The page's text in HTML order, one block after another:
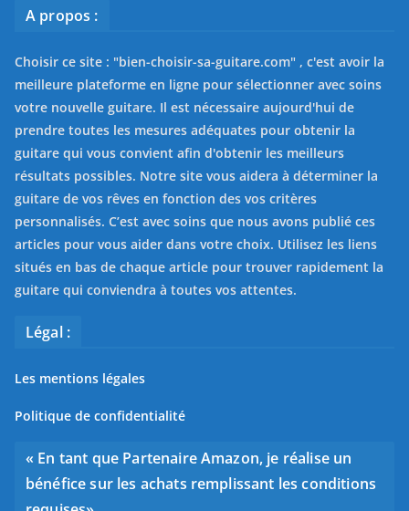
A propos :
Choisir ce site : "bien-choisir-sa-guitare.com" , c'est avoir la
meilleure plateforme en ligne pour sélectionner avec soins
votre nouvelle guitare. Il est nécessaire aujourd'hui de
prendre toutes les mesures adéquates pour obtenir la
guitare qui vous convient afin d'obtenir les meilleurs
résultats possibles. Notre site vous aidera à déterminer la
guitare de vos rêves en fonction des vos critères
personnalisés. C’est avec soins que nous avons publié ces
articles pour vous aider dans votre choix. Utilisez les liens
situés en bas de chaque article pour trouver rapidement la
guitare qui conviendra à toutes vos attentes.
Légal :
Les mentions légales
Politique de confidentialité
« En tant que Partenaire Amazon, je réalise un
bénéfice sur les achats remplissant les conditions